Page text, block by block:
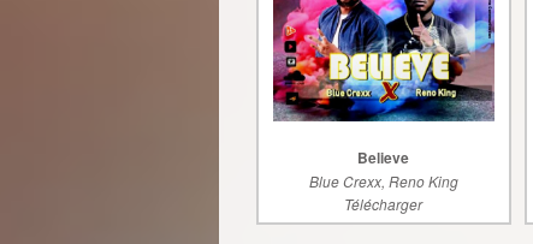
Believe
Blue Crexx, Reno King
Télécharger